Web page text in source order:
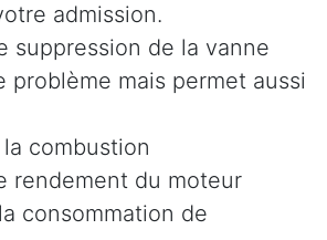
admission.
suppression de la vanne
problème mais permet aussi
combustion
rendement du moteur
consommation de